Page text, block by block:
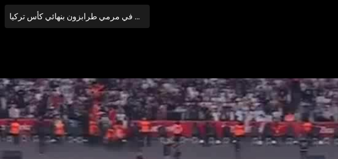
هدف بشكتاش الثاني في مرمي طرابزون بنهائي كأس تركيا